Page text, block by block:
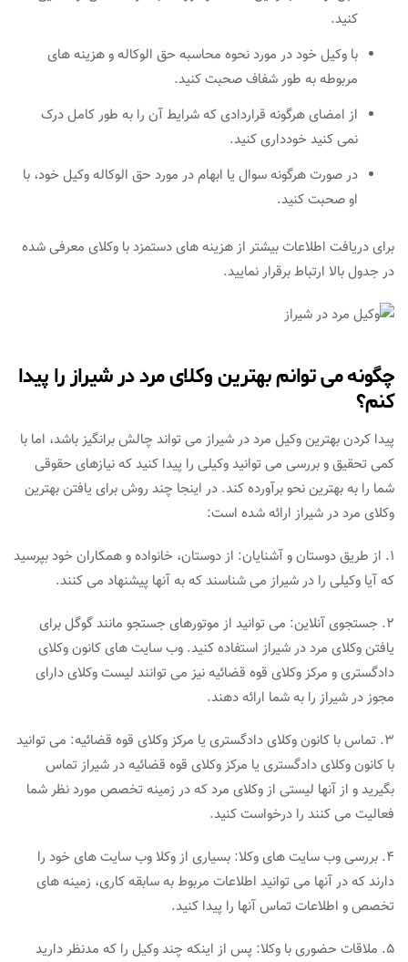
کنید.
با وکیل خود در مورد نحوه محاسبه حق الوکاله و هزینه های
مربوطه به طور شفاف صحبت کنید.
از امضای هرگونه قراردادی که شرایط آن را به طور کامل درک
نمی کنید خودداری کنید.
در صورت هرگونه سوال یا ابهام در مورد حق الوکاله وکیل خود، با
او صحبت کنید.
برای دریافت اطلاعات بیشتر از هزینه های دستمزد با وکلای معرفی شده
در جدول بالا ارتباط برقرار نمایید.
چگونه می توانم بهترین وکلای مرد در شیراز را پیدا
کنم؟
پیدا کردن بهترین وکیل مرد در شیراز می تواند چالش برانگیز باشد، اما با
کمی تحقیق و بررسی می توانید وکیلی را پیدا کنید که نیازهای حقوقی
شما را به بهترین نحو برآورده کند. در اینجا چند روش برای یافتن بهترین
وکلای مرد در شیراز ارائه شده است:
1. از طریق دوستان و آشنایان: از دوستان، خانواده و همکاران خود بپرسید
که آیا وکیلی را در شیراز می شناسند که به آنها پیشنهاد می کنند.
2. جستجوی آنلاین: می توانید از موتورهای جستجو مانند گوگل برای
یافتن وکلای مرد در شیراز استفاده کنید. وب سایت های کانون وکلای
دادگستری و مرکز وکلای قوه قضائیه نیز می توانند لیست وکلای دارای
مجوز در شیراز را به شما ارائه دهند.
3. تماس با کانون وکلای دادگستری یا مرکز وکلای قوه قضائیه: می توانید
با کانون وکلای دادگستری یا مرکز وکلای قوه قضائیه در شیراز تماس
بگیرید و از آنها لیستی از وکلای مرد که در زمینه تخصص مورد نظر شما
فعالیت می کنند را درخواست کنید.
4. بررسی وب سایت های وکلا: بسیاری از وکلا وب سایت های خود را
دارند که در آنها می توانید اطلاعات مربوط به سابقه کاری، زمینه های
تخصص و اطلاعات تماس آنها را پیدا کنید.
5. ملاقات حضوری با وکلا: پس از اینکه چند وکیل را که مدنظر دارید